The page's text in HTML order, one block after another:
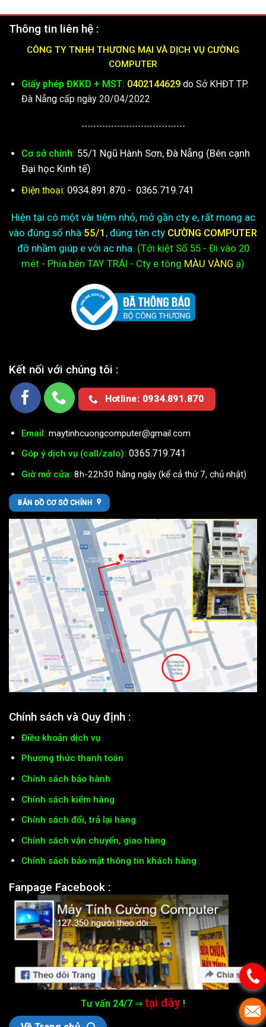
Thông tin liên hệ :
CÔNG TY TNHH THƯƠNG MẠI VÀ DỊCH VỤ CƯỜNG
COMPUTER
Giấy phép ĐKKD + MST: 0402144629do Sở KHĐT TP.
Đà Nẵng cấp ngày 20/04/2022
-----------------------------------
Cơ sở chính: 55/1 Ngũ Hành Sơn, Đà Nẵng (Bên cạnh
Đại học Kinh tế)
Điện thoại: 0934.891.870 - 0365.719.741
Hiện tại có một vài tiệm nhỏ, mở gần cty e, rất mong ac
vào đúng số nhà 55/1 , đúng tên cty CƯỜNG COMPUTER
đỡ nhầm giúp e với ac nha. (Tới kiệtSố 55 - Đi vào 20
mét - Phía bên TAY TRÁI - Cty e tông MÀU VÀNG ạ)
Kết nối với chúng tôi :
Hotline: 0934.891.870
Email: maytinhcuongcomputer@gmail.com
Góp ý dịch vụ (call/zalo): 0365.719.741
Giờ mở cửa: 8h-22h30 hằng ngày (kể cả thứ 7, chủ nhật)
BẢN ĐỒ CƠ SỞ CHÍNH
Chính sách và Quy định :
Điều khoản dịch vụ
Phương thức thanh toán
Chính sách bảo hành
Chính sách kiểm hàng
Chính sách đổi, trả lại hàng
Chính sách vận chuyển, giao hàng
Chính sách bảo mật thông tin khách hàng
Fanpage Facebook :
Tư vấn 24/7 ⇒ tại đây !